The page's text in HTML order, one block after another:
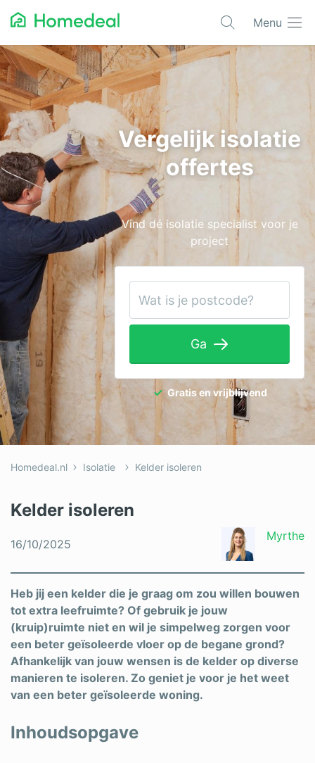
Menu
Populaire projecten
Asbest verwijderen
Dakbedekking
Dakkapel
Glas
Isolatie
Kozijnen
Laadpalen
Schilderwerk
Tuinaanleg
Ventilatie
Warmtepomp
Wellness
Zonnepanelen
Overige projecten
Vergelijk isolatie
offertes
Vind dé isolatie specialist voor je
project
Ga
Gratis en vrijblijvend
Homedeal.nl Isolatie Kelder isoleren
Kelder isoleren
16/10/2025
Myrthe
Heb jij een kelder die je graag om zou willen bouwen
tot extra leefruimte? Of gebruik je jouw
(kruip)ruimte niet en wil je simpelweg zorgen voor
een beter geïsoleerde vloer op de begane grond?
Afhankelijk van jouw wensen is de kelder op diverse
manieren te isoleren. Zo geniet je voor je het weet
van een beter geïsoleerde woning.
Inhoudsopgave